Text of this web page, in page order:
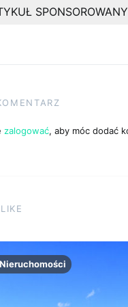
SPONSOROWANY
zalogować, aby móc dodać